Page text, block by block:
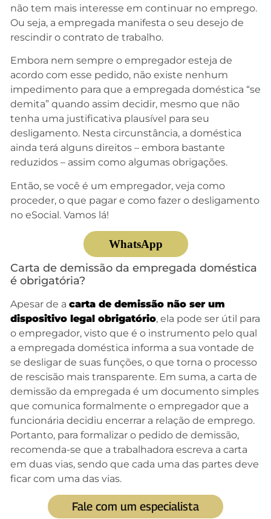
não tem mais interesse em continuar no emprego.
Ou seja, a empregada manifesta o seu desejo de
rescindir o contrato de trabalho.
Embora nem sempre o empregador esteja de
acordo com esse pedido, não existe nenhum
impedimento para que a empregada doméstica “se
demita” quando assim decidir, mesmo que não
tenha uma justificativa plausível para seu
desligamento. Nesta circunstância, a doméstica
ainda terá alguns direitos – embora bastante
reduzidos – assim como algumas obrigações.
Então, se você é um empregador, veja como
proceder, o que pagar e como fazer o desligamento
no eSocial. Vamos lá!
WhatsApp
Carta de demissão da empregada doméstica
é obrigatória?
Apesar de a carta de demissão não ser um
dispositivo legal obrigatório, ela pode ser útil para
o empregador, visto que é o instrumento pelo qual
a empregada doméstica informa a sua vontade de
se desligar de suas funções, o que torna o processo
de rescisão mais transparente. Em suma, a carta de
demissão da empregada é um documento simples
que comunica formalmente o empregador que a
funcionária decidiu encerrar a relação de emprego.
Portanto, para formalizar o pedido de demissão,
recomenda-se que a trabalhadora escreva a carta
em duas vias, sendo que cada uma das partes deve
ficar com uma das vias.
Fale com um especialista